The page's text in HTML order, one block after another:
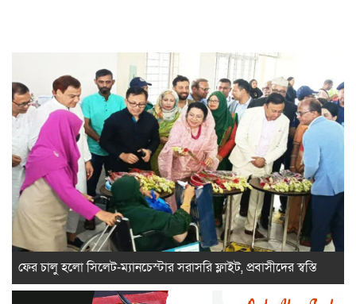
ফের চালু হলো সিলেট-ম্যানচেস্টার সরাসরি ফ্লাইট, প্রবাসীদের স্বস্তি